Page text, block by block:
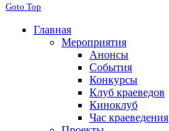
Goto Top
Главная
Мероприятия
Анонсы
События
Конкурсы
Клуб краеведов
Киноклуб
Час краеведения